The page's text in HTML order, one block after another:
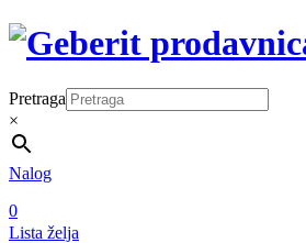
Pretraga
×
Nalog
0
Lista želja